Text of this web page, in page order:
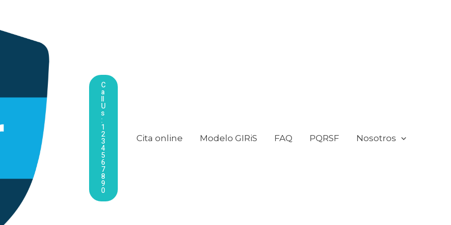
C
A
Ll
U
S
:
1
2
3
4
5
6
7
8
9
0
Cita online Modelo GIRiS FAQ PQRSF Nosotros